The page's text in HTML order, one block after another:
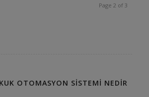
Page 2 of 3
OTOMASYON SISTEMI NEDIR